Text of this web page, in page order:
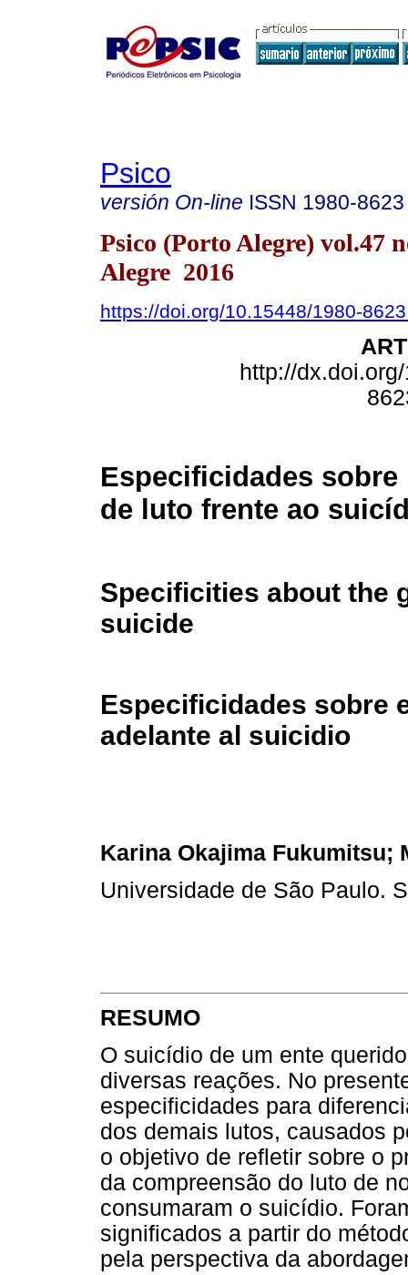
Psico
versión On-line ISSN 1980-8623
Psico (Porto Alegre) vol.47
Alegre 2016
https://doi.org/10.15448/1980-
http://
Especificidades sobre
de luto frente ao
Specificities about the
suicide
Especificidades sobre
adelante al suicidio
Karina Okajima Fukumitsu;
Universidade de São Paulo.
RESUMO
O suicídio de um ente
diversas reações. No
especificidades para
dos demais lutos, causados
o objetivo de refletir sobre o
da compreensão do luto de
consumaram o suicídio.
significados a partir do
pela perspectiva da